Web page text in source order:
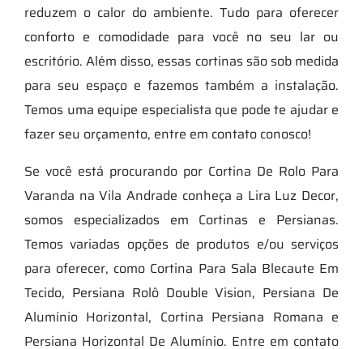
reduzem o calor do ambiente. Tudo para oferecer
conforto e comodidade para você no seu lar ou
escritório. Além disso, essas cortinas são sob medida
para seu espaço e fazemos também a instalação.
Temos uma equipe especialista que pode te ajudar e
fazer seu orçamento, entre em contato conosco!
Se você está procurando por Cortina De Rolo Para
Varanda na Vila Andrade conheça a Lira Luz Decor,
somos especializados em Cortinas e Persianas.
Temos variadas opções de produtos e/ou serviços
para oferecer, como Cortina Para Sala Blecaute Em
Tecido, Persiana Rolô Double Vision, Persiana De
Alumínio Horizontal, Cortina Persiana Romana e
Persiana Horizontal De Alumínio. Entre em contato